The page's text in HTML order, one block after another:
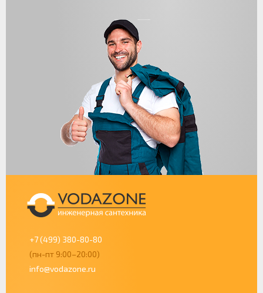
+7 (499) 380-80-80
(пн-пт 9:00–20:00)
info@vodazone.ru